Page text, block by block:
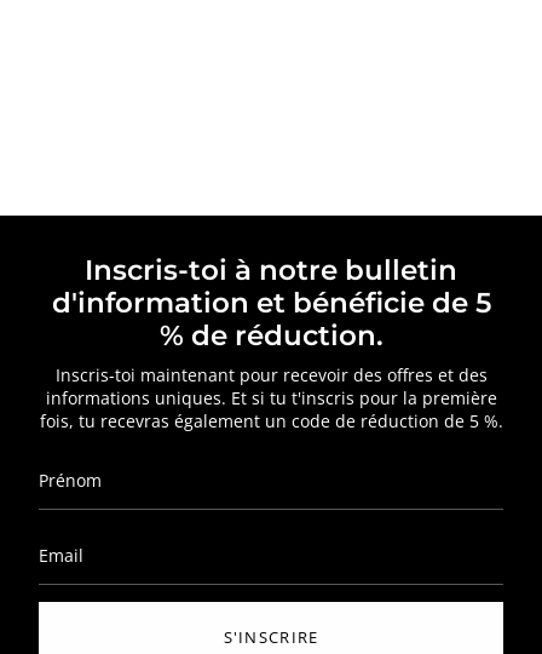
Inscris-toi à notre bulletin
d'information et bénéficie de 5
% de réduction.
Inscris-toi maintenant pour recevoir des offres et des
informations uniques. Et si tu t'inscris pour la première
fois, tu recevras également un code de réduction de 5 %.
S'INSCRIRE